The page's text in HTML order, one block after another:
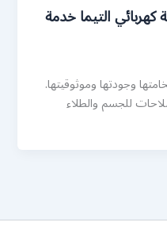
99007366 ورشة كهربائي التيما خدمة
وجودتها وموثوقيتها.
للجسم والطلاء